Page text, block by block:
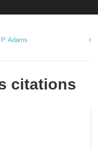
Adams
citations